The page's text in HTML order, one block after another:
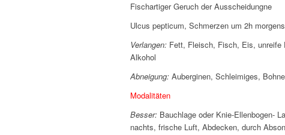
Fischartiger Geruch der Ausscheidungne
Ulcus pepticum, Schmerzen um 2h morgens
Verlangen: Fett, Fleisch, Fisch, Eis, unreife
Alkohol
Abneigung: Auberginen, Schleimiges,
Modalitäten
Besser: Bauchlage oder Knie-Ellenbogen-
nachts, frische Luft, Abdecken, durch